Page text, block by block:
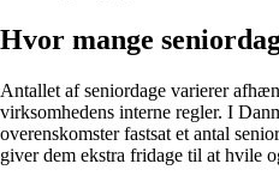
Hvor mange
Antallet af seniordage varierer
virksomhedens interne regler. I
overenskomster fastsat et antal
giver dem ekstra fridage til at hvile